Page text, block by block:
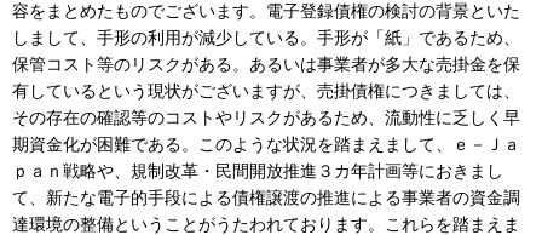
容をまとめたものでございます。電子登録債権の検討の背景といた
しまして、手形の利用が減少している。手形が「紙」であるため、
保管コスト等のリスクがある。あるいは事業者が多大な売掛金を保
有しているという現状がございますが、売掛債権につきましては、
その存在の確認等のコストやリスクがあるため、流動性に乏しく早
期資金化が困難である。このような状況を踏まえまして、ｅ－Ｊａ
ｐａｎ戦略や、規制改革・民間開放推進３カ年計画等におきまし
て、新たな電子的手段による債権譲渡の推進による事業者の資金調
達環境の整備ということがうたわれております。これらを踏まえま